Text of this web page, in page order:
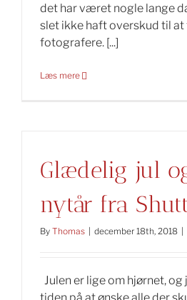
det har været nogle lange
slet ikke haft overskud til at
fotografere. [...]
Læs mere
Glædelig jul
nytår fra
By Thomas december 18th, 2018
Julen er lige om hjørnet,